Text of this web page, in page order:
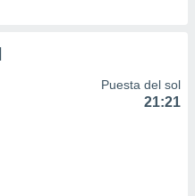
Puesta del sol
21:21